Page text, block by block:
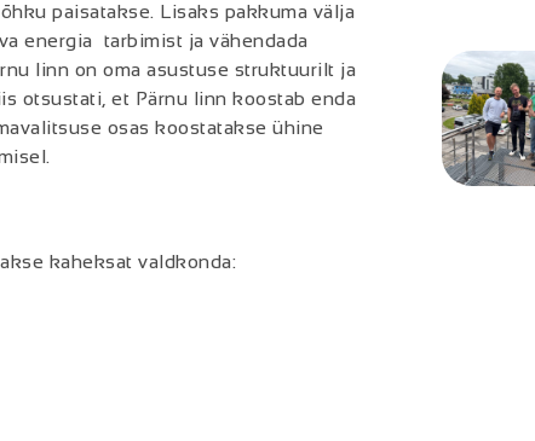
paisatakse. Lisaks pakkuma välja
energia tarbimist ja vähendada
linn on oma asustuse struktuurilt ja
otsustati, et Pärnu linn koostab enda
osas koostatakse ühine
kaheksat valdkonda: